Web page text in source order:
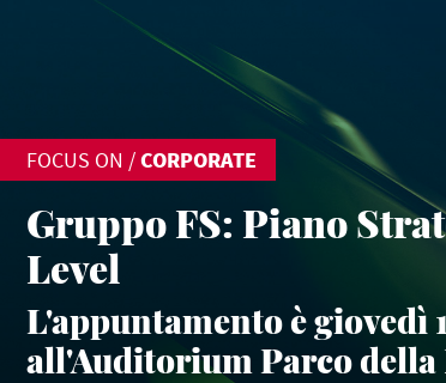
FOCUS ON /CORPORATE
Gruppo FS: Piano
Level
L'appuntamento è giovedì
all'Auditorium Parco della